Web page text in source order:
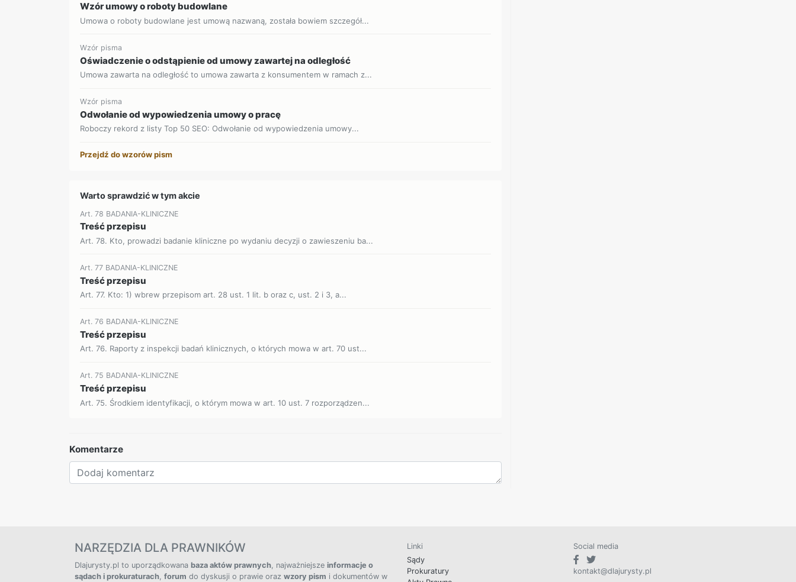
Wzór umowy o roboty budowlane
Umowa o roboty budowlane jest umową nazwaną, została bowiem szczegół...
Wzór pisma
Oświadczenie o odstąpienie od umowy zawartej na odległość
Umowa zawarta na odległość to umowa zawarta z konsumentem w ramach z...
Wzór pisma
Odwołanie od wypowiedzenia umowy o pracę
Roboczy rekord z listy Top 50 SEO: Odwołanie od wypowiedzenia umowy...
Przejdź do wzorów pism
Warto sprawdzić w tym akcie
Art. 78 BADANIA-KLINICZNE
Treść przepisu
Art. 78. Kto, prowadzi badanie kliniczne po wydaniu decyzji o zawieszeniu ba...
Art. 77 BADANIA-KLINICZNE
Treść przepisu
Art. 77. Kto: 1) wbrew przepisom art. 28 ust. 1 lit. b oraz c, ust. 2 i 3, a...
Art. 76 BADANIA-KLINICZNE
Treść przepisu
Art. 76. Raporty z inspekcji badań klinicznych, o których mowa w art. 70 ust...
Art. 75 BADANIA-KLINICZNE
Treść przepisu
Art. 75. Środkiem identyfikacji, o którym mowa w art. 10 ust. 7 rozporządzen...
Komentarze
NARZĘDZIA DLA PRAWNIKÓW
Dlajurysty.pl to uporządkowana baza aktów prawnych, najważniejsze informacje o
sądach i prokuraturach, forum do dyskusji o prawie oraz wzory pism i dokumentów w
Linki
Sądy
Prokuratury
Social media
kontakt@dlajurysty.pl